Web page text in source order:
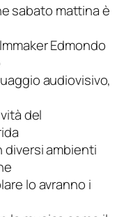
sabato mattina è
Edmondo
audiovisivo,
del
diversi ambienti
lo avranno i